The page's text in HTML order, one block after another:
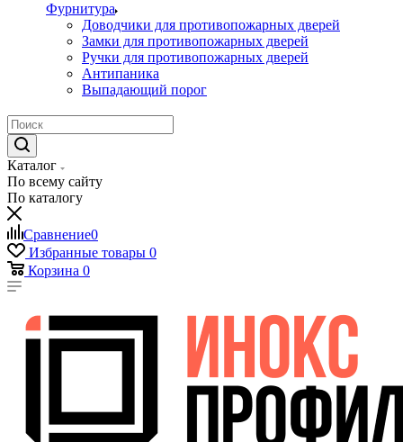
Фурнитура
Доводчики для противопожарных дверей
Замки для противопожарных дверей
Ручки для противопожарных дверей
Антипаника
Выпадающий порог
Каталог
По всему сайту
По каталогу
Сравнение0
Избранные товары 0
Корзина 0